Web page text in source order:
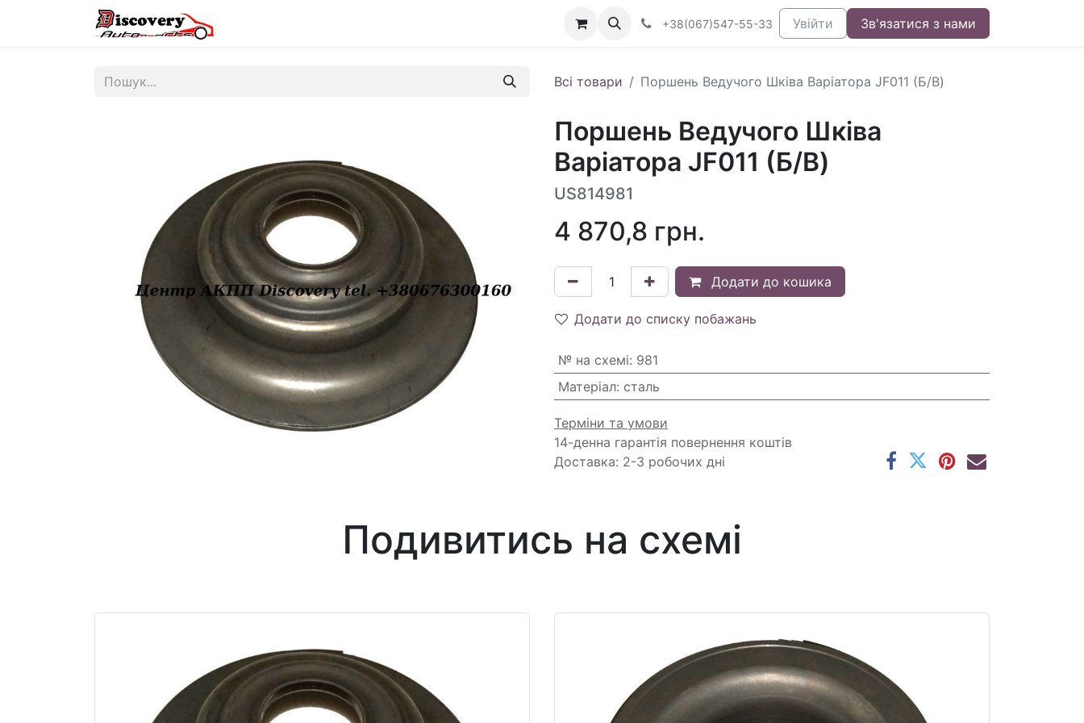
+38(067)547-55-33 Увійти Зв'язатися з нами
Всі товари Поршень Ведучого Шківа Варіатора JF011 (Б/В)
Поршень Ведучого Шківа
Варіатора JF011 (Б/В)
US814981
4 870,8 грн.
Додати до кошика
Додати до списку побажань
№ на схемі: 981
Матеріал: сталь
Терміни та умови
14-денна гарантія повернення коштів
Доставка: 2-3 робочих дні
Подивитись на схемі